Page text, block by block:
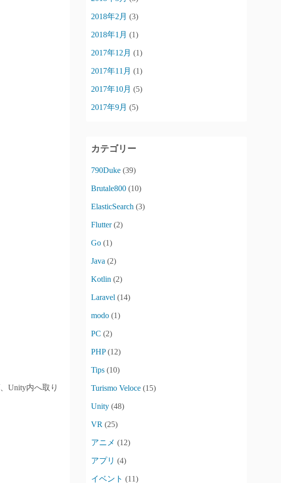
Unity内へ取り
2018年2月 (3)
2018年1月 (1)
2017年12月 (1)
2017年11月 (1)
2017年10月 (5)
2017年9月 (5)
カテゴリー
790Duke (39)
Brutale800 (10)
ElasticSearch (3)
Flutter(2)
Go (1)
Java (2)
Kotlin (2)
Laravel (14)
modo (1)
PC (2)
PHP(12)
Tips (10)
Turismo Veloce (15)
Unity (48)
VR (25)
アニメ (12)
アプリ (4)
イベント (11)